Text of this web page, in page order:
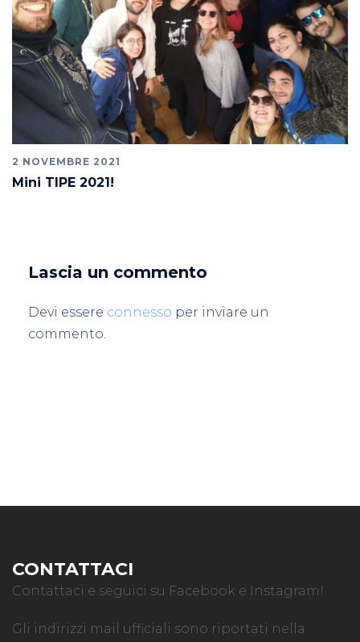
2 NOVEMBRE 2021
Mini TIPE 2021!
Lascia un commento
Devi essere connesso per inviare un
commento.
CONTATTACI
Contattaci e seguici su Facebook e Instagram!
Gli indirizzi mail ufficiali sono riportati nella